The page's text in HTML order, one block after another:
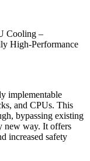
Cooling –
High-Performance
implementable
and CPUs. This
bypassing existing
new way. It offers
increased safety